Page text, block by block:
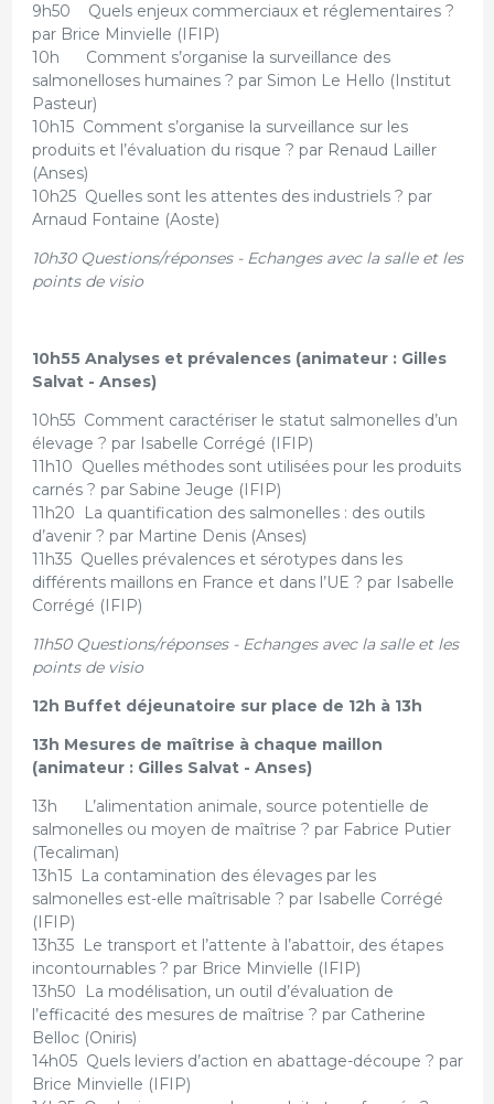
9h50 Quels enjeux commerciaux et réglementaires ?
par Brice Minvielle (IFIP)
10h Comment s’organise la surveillance des
salmonelloses humaines ? par Simon Le Hello (Institut
Pasteur)
10h15 Comment s’organise la surveillance sur les
produits et l’évaluation du risque ? par Renaud Lailler
(Anses)
10h25 Quelles sont les attentes des industriels ? par
Arnaud Fontaine (Aoste)
10h30 Questions/réponses - Echanges avec la salle et les
points de visio
10h55 Analyses et prévalences (animateur : Gilles
Salvat - Anses)
10h55 Comment caractériser le statut salmonelles d’un
élevage ? par Isabelle Corrégé (IFIP)
11h10 Quelles méthodes sont utilisées pour les produits
carnés ? par Sabine Jeuge (IFIP)
11h20 La quantification des salmonelles : des outils
d’avenir ? par Martine Denis (Anses)
11h35 Quelles prévalences et sérotypes dans les
différents maillons en France et dans l’UE ? par Isabelle
Corrégé (IFIP)
11h50 Questions/réponses - Echanges avec la salle et les
points de visio
12h Buffet déjeunatoire sur place de 12h à 13h
13h Mesures de maîtrise à chaque maillon
(animateur : Gilles Salvat - Anses)
13h L’alimentation animale, source potentielle de
salmonelles ou moyen de maîtrise ? par Fabrice Putier
(Tecaliman)
13h15 La contamination des élevages par les
salmonelles est-elle maîtrisable ? par Isabelle Corrégé
(IFIP)
13h35 Le transport et l’attente à l’abattoir, des étapes
incontournables ? par Brice Minvielle (IFIP)
13h50 La modélisation, un outil d’évaluation de
l’efficacité des mesures de maîtrise ? par Catherine
Belloc (Oniris)
14h05 Quels leviers d’action en abattage-découpe ? par
Brice Minvielle (IFIP)